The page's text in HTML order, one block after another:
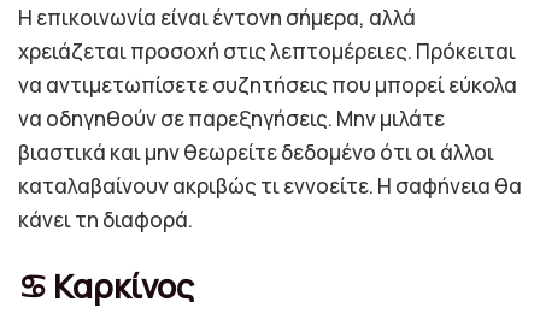
Η επικοινωνία είναι έντονη σήμερα, αλλά
χρειάζεται προσοχή στις λεπτομέρειες. Πρόκειται
να αντιμετωπίσετε συζητήσεις που μπορεί εύκολα
να οδηγηθούν σε παρεξηγήσεις. Μην μιλάτε
βιαστικά και μην θεωρείτε δεδομένο ότι οι άλλοι
καταλαβαίνουν ακριβώς τι εννοείτε. Η σαφήνεια θα
κάνει τη διαφορά.
♋ Καρκίνος